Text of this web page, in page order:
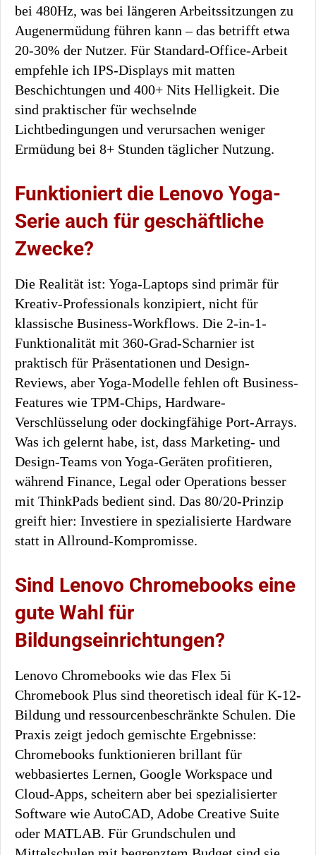
bei 480Hz, was bei längeren Arbeitssitzungen zu
Augenermüdung führen kann – das betrifft etwa
20-30% der Nutzer. Für Standard-Office-Arbeit
empfehle ich IPS-Displays mit matten
Beschichtungen und 400+ Nits Helligkeit. Die
sind praktischer für wechselnde
Lichtbedingungen und verursachen weniger
Ermüdung bei 8+ Stunden täglicher Nutzung.
Funktioniert die Lenovo Yoga-
Serie auch für geschäftliche
Zwecke?
Die Realität ist: Yoga-Laptops sind primär für
Kreativ-Professionals konzipiert, nicht für
klassische Business-Workflows. Die 2-in-1-
Funktionalität mit 360-Grad-Scharnier ist
praktisch für Präsentationen und Design-
Reviews, aber Yoga-Modelle fehlen oft Business-
Features wie TPM-Chips, Hardware-
Verschlüsselung oder dockingfähige Port-Arrays.
Was ich gelernt habe, ist, dass Marketing- und
Design-Teams von Yoga-Geräten profitieren,
während Finance, Legal oder Operations besser
mit ThinkPads bedient sind. Das 80/20-Prinzip
greift hier: Investiere in spezialisierte Hardware
statt in Allround-Kompromisse.
Sind Lenovo Chromebooks eine
gute Wahl für
Bildungseinrichtungen?
Lenovo Chromebooks wie das Flex 5i
Chromebook Plus sind theoretisch ideal für K-12-
Bildung und ressourcenbeschränkte Schulen. Die
Praxis zeigt jedoch gemischte Ergebnisse:
Chromebooks funktionieren brillant für
webbasiertes Lernen, Google Workspace und
Cloud-Apps, scheitern aber bei spezialisierter
Software wie AutoCAD, Adobe Creative Suite
oder MATLAB. Für Grundschulen und